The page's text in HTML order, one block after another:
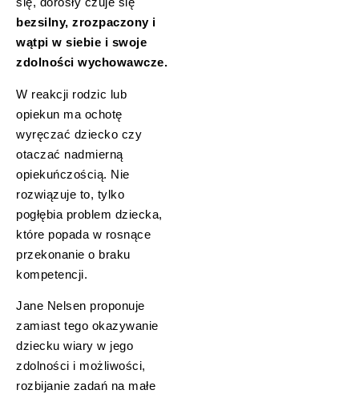
bezsilny, zrozpaczony i
wątpi w siebie i swoje
zdolności wychowawcze.
W reakcji rodzic lub
opiekun ma ochotę
wyręczać dziecko czy
otaczać nadmierną
opiekuńczością. Nie
rozwiązuje to, tylko
pogłębia problem dziecka,
które popada w rosnące
przekonanie o braku
kompetencji.
Jane Nelsen proponuje
zamiast tego okazywanie
dziecku wiary w jego
zdolności i możliwości,
rozbijanie zadań na małe